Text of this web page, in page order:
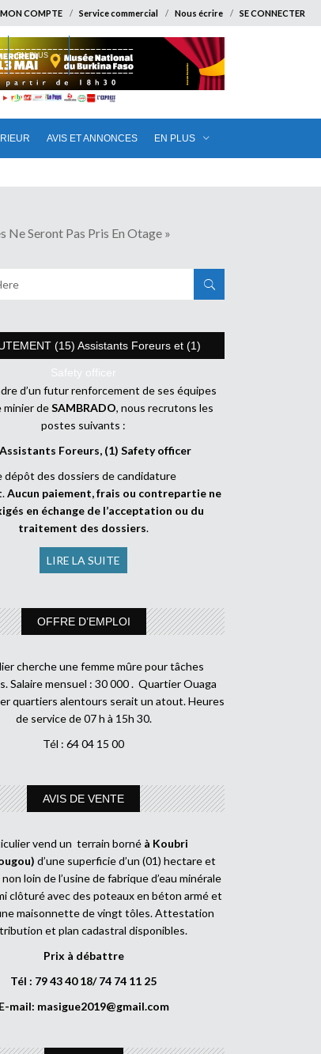
MON COMPTE Service commercial Nous écrire SE CONNECTER
AVIS ET ANNONCES EN PLUS
EN PLUS
Ne Seront Pas Pris En Otage »
(15) Assistants Foreurs et (1)
Safety officer
d’un futur renforcement de ses équipes
minier deSAMBRADO, nous recrutons les
postes suivants :
Foreurs, (1) Safety officer
dépôt des dossiers de candidature
.Aucun paiement, frais ou contrepartie ne
en échange de l’acceptation ou du
traitement des dossiers.
LIRE LA SUITE
OFFRE D’EMPLOI
cherche une femme mûre pour tâches
Salaire mensuel : 30 000 . Quartier Ouaga
quartiers alentours serait un atout. Heures
de service de 07 h à 15h 30.
Tél : 64 04 15 00
AVIS DE VENTE
vend un terrain borné à Koubri
d’une superficie d’un (01) hectare et
loin de l’usine de fabrique d’eau minérale
clôturé avec des poteaux en béton armé et
maisonnette de vingt tôles. Attestation
et plan cadastral disponibles.
Prix à débattre
Tél : 79 43 40 18/ 74 74 11 25
E-mail: masigue2019@gmail.com